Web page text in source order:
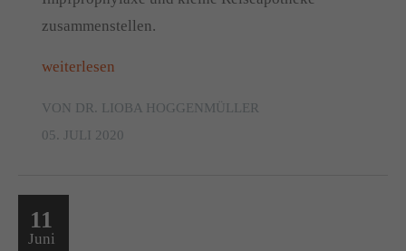
zusammenstellen.
weiterlesen
VON DR. LIOBA HOGGENMÜLLER
05. JULI 2020
11
Juni